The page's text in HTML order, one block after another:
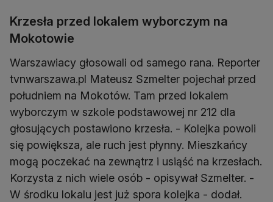
Krzesła przed lokalem wyborczym na
Mokotowie
Warszawiacy głosowali od samego rana. Reporter
tvnwarszawa.pl Mateusz Szmelter pojechał przed
południem na Mokotów. Tam przed lokalem
wyborczym w szkole podstawowej nr 212 dla
głosujących postawiono krzesła. - Kolejka powoli
się powiększa, ale ruch jest płynny. Mieszkańcy
mogą poczekać na zewnątrz i usiąść na krzesłach.
Korzysta z nich wiele osób - opisywał Szmelter. -
W środku lokalu jest już spora kolejka - dodał.